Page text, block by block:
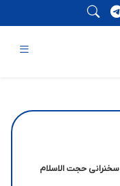
سخنرانی حجت الاسلام